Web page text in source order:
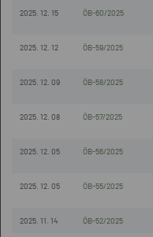
2025. 12. 15 ÖB-60/2025
2025. 12. 12 ÖB-59/2025
2025. 12. 09 ÖB-58/2025
2025. 12. 08 ÖB-57/2025
2025. 12. 05 ÖB-56/2025
2025. 12. 05 ÖB-55/2025
2025. 11. 14 ÖB-52/2025